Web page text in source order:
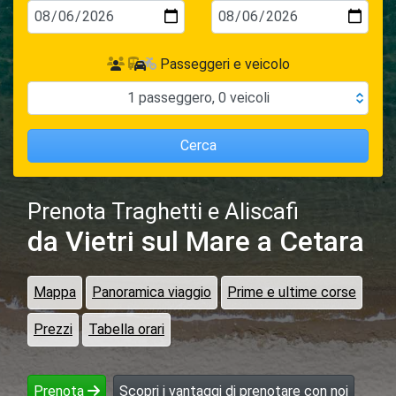
Prenota Traghetti e Aliscafi
da Vietri sul Mare a Cetara
Mappa Panoramica viaggio Prime e ultime corse
Prezzi Tabella orari
Prenota Scopri i vantaggi di prenotare con noi
Passeggeri e veicolo
1 passeggero, 0 veicoli
Cerca